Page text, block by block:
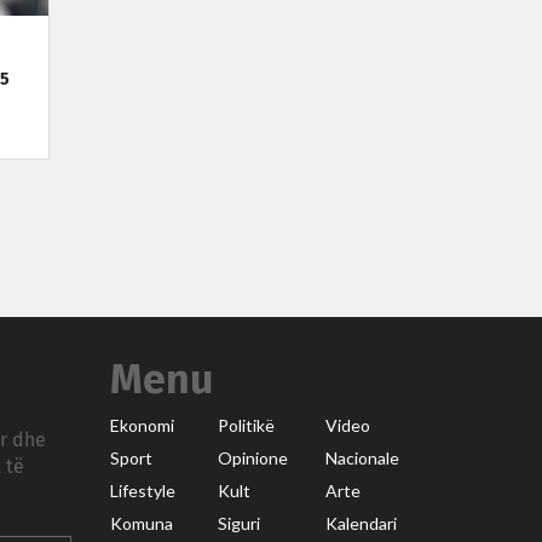
dhe
të
Menu
Ekonomi Politikë
Video
Sport
Opinione
Nacionale
Lifestyle
Kult
Arte
Komuna
Siguri Kalendari